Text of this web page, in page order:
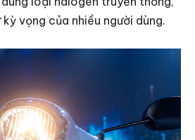
vọng của nhiều người dùng.